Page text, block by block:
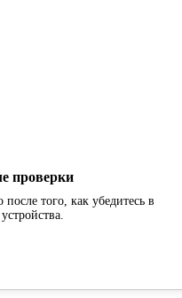
проверки
того, как убедитесь в